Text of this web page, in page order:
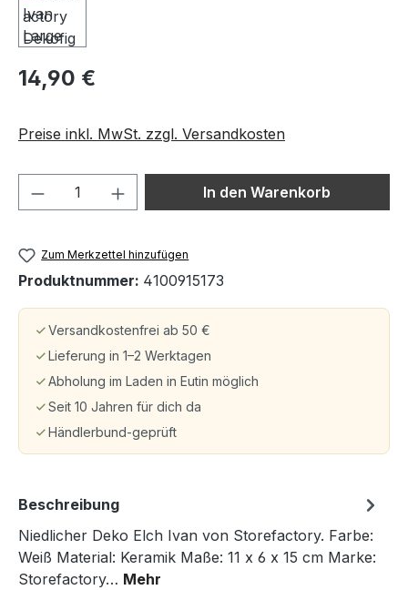
14,90 €
Preise inkl. MwSt. zzgl. Versandkosten
Produkt Anzahl: Gib denIn den Warenkorb
Zum Merkzettel hinzufügen
Produktnummer: 4100915173
Versandkostenfrei ab 50 €
Lieferung in 1–2 Werktagen
Abholung im Laden in Eutin möglich
Seit 10 Jahren für dich da
Händlerbund-geprüft
Beschreibung
Niedlicher Deko Elch Ivan von Storefactory. Farbe:
Weiß Material: Keramik Maße: 11 x 6 x 15 cm Marke:
Storefactory… Mehr